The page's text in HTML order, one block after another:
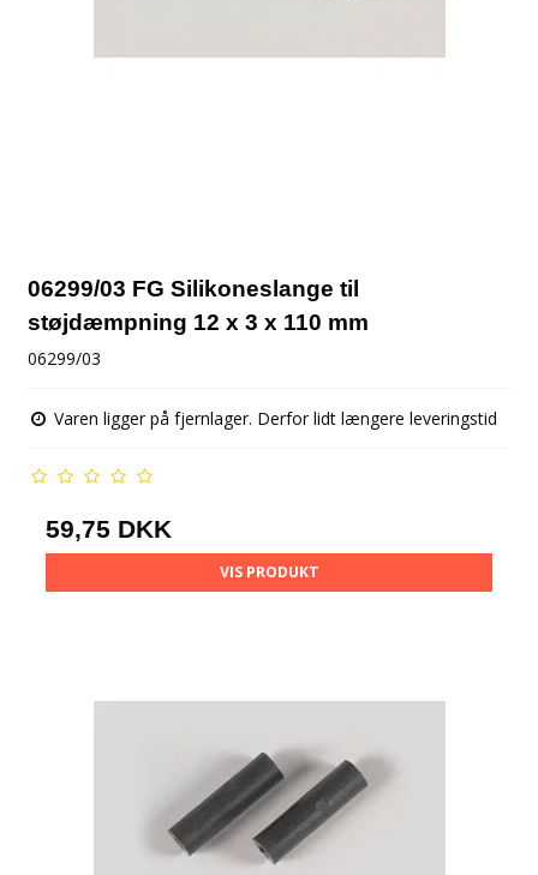
06299/03 FG Silikoneslange til
støjdæmpning 12 x 3 x 110 mm
06299/03
Varen ligger på fjernlager. Derfor lidt længere leveringstid
59,75 DKK
VIS PRODUKT